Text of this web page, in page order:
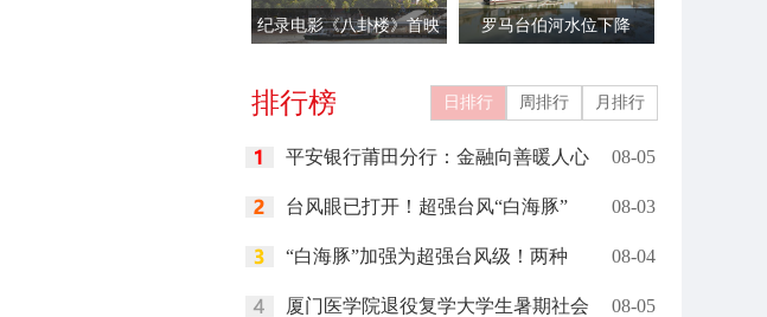
纪录电影《八卦楼》首映 罗马台伯河水位下降
排行榜 日排行 周排行 月排行
平安银行莆田分行：金融向善暖人心 08-05
台风眼已打开！超强台风“白海豚” 08-03
“白海豚”加强为超强台风级！两种 08-04
厦门医学院退役复学大学生暑期社会 08-05